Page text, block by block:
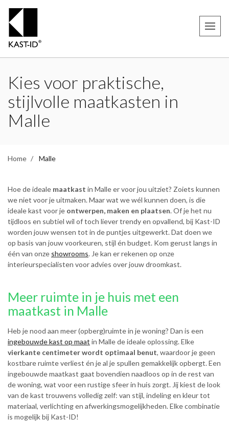
Kies voor praktische,
stijlvolle maatkasten in
Malle
Home Malle
Hoe de ideale maatkast in Malle er voor jou uitziet? Zoiets kunnen
we niet voor je uitmaken. Maar wat we wél kunnen doen, is die
ideale kast voor je ontwerpen, maken en plaatsen. Of je het nu
tijdloos en subtiel wil of toch liever trendy en opvallend, bij Kast-ID
worden jouw wensen tot in de puntjes uitgewerkt. Dat doen we
op basis van jouw voorkeuren, stijl én budget. Kom gerust langs in
één van onze showrooms. Je kan er rekenen op onze
interieurspecialisten voor advies over jouw droomkast.
Meer ruimte in je huis met een
maatkast in Malle
Heb je nood aan meer (opberg)ruimte in je woning? Dan is een
ingebouwde kast op maat in Malle de ideale oplossing. Elke
vierkante centimeter wordt optimaal benut, waardoor je geen
kostbare ruimte verliest én je al je spullen gemakkelijk opbergt. Een
ingebouwde maatkast gaat bovendien naadloos op in de rest van
de woning, wat voor een rustige sfeer in huis zorgt. Jij kiest de look
van de kast trouwens volledig zelf: van stijl, indeling en kleur tot
materiaal, verlichting en afwerkingsmogelijkheden. Elke combinatie
is mogelijk bij Kast-ID!